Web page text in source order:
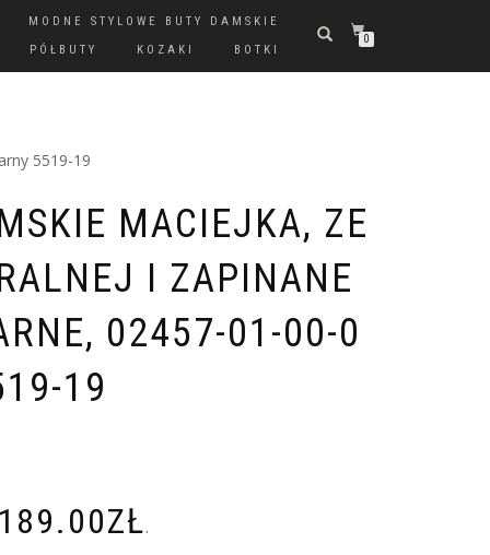
MODNE STYLOWE BUTY DAMSKIE
PÓŁBUTY KOZAKI BOTKI
0
5519-19
MACIEJKA, ZE
I ZAPINANE
02457-01-00-0
19
189.00ZŁ.